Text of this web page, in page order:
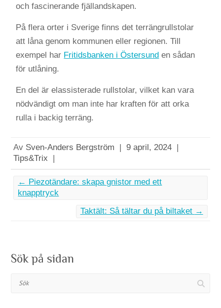
och fascinerande fjällandskapen.
På flera orter i Sverige finns det terrängrullstolar
att låna genom kommunen eller regionen. Till
exempel har Fritidsbanken i Östersund en sådan
för utlåning.
En del är elassisterade rullstolar, vilket kan vara
nödvändigt om man inte har kraften för att orka
rulla i backig terräng.
Av Sven-Anders Bergström | 9 april, 2024 |
Tips&Trix
|
← Piezotändare: skapa gnistor med ett
knapptryck
Taktält: Så tältar du på biltaket →
Sök på sidan
Sök